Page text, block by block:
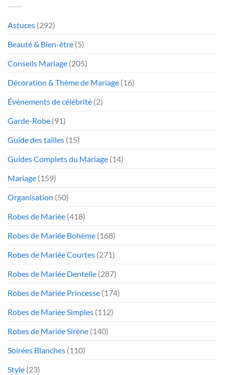
Astuces (292)
Beauté & Bien-être (5)
Conseils Mariage (205)
Décoration & Thème de Mariage (16)
Événements de célébrité (2)
Garde-Robe (91)
Guide des tailles (15)
Guides Complets du Mariage (14)
Mariage (159)
Organisation (50)
Robes de Mariée (418)
Robes de Mariée Bohème (168)
Robes de Mariée Courtes (271)
Robes de Mariée Dentelle (287)
Robes de Mariée Princesse (174)
Robes de Mariée Simples (112)
Robes de Mariée Sirène (140)
Soirées Blanches (110)
Style (23)